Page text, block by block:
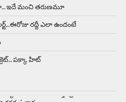
ఇదే మంచి తరుణమూ
రద్దీ ఎలా ఉందంటే
పక్కా హిట్‌
చోటుచేసుకుంది. ఝాన్సీ–కాన్పూర్ జాతీయ
వేల సంఖ్యలో బీరు…
బట్టలు ఉతికితే…జైలుకే
వరకు అందరికీ గుర్తొచ్చే మొదటి పని